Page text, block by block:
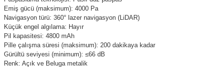
Emiş gücü (maksimum): 4000 Pa
Navigasyon türü: 360° lazer navigasyon (LiDAR)
Küçük engel algılama: Hayır
Pil kapasitesi: 4800 mAh
Pille çalışma süresi (maksimum): 200 dakikaya kadar
Gürültü seviyesi (minimum): ≤66 dB
Renk: Açık ve Beluga metalik